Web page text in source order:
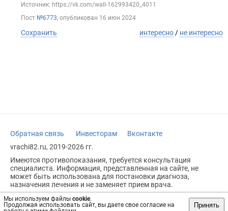
Мы используем файлы cookie.
Продолжая использовать сайт, вы даете свое согласие на
Принять
Источник: https://vk.com/wall-162993420_4011
Пост №6773, опубликован 16 июн 2024
Сохранить интересно / не интересно
Обратная связь Инвесторам
Вконтакте
vrachi82.ru, 2019-2026 гг.
Имеются противопоказания, требуется консультация
специалиста. Информация, представленная на сайте, не
может быть использована для постановки диагноза,
назначения лечения и не заменяет прием врача.
Возрастное ограничение: 18+